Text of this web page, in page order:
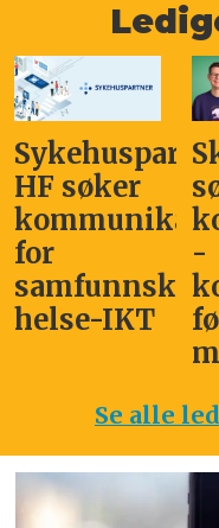
HF søker
for
helse-IKT
-
Se alle